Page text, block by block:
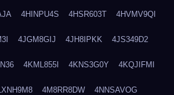
4HINPU4S 4HSR603T 4HVMV9QI
4JGM8GIJ 4JH8IPKK 4JS349D2
4KML855I 4KNS3G0Y 4KQJIFMI
4M8RR8DW 4NNSAVOG